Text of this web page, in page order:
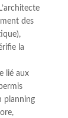
des
la
lié aux
planning